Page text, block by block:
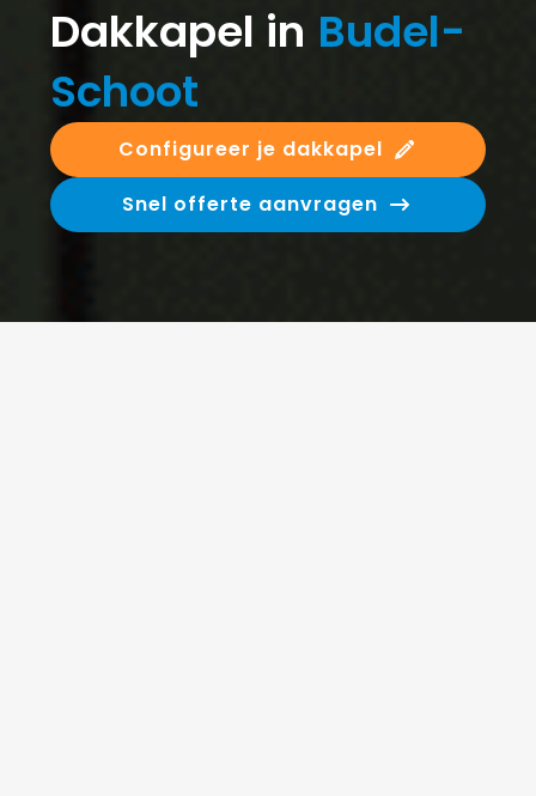
Dakkapel in Budel-
Schoot
Configureer je dakkapel
Snel offerte aanvragen